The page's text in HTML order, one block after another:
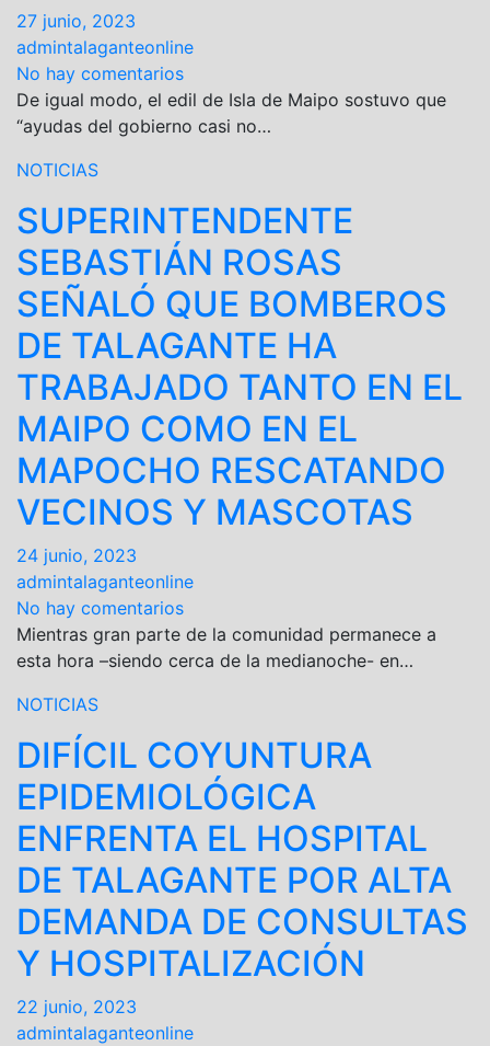
27 junio, 2023
admintalaganteonline
No hay comentarios
De igual modo, el edil de Isla de Maipo sostuvo que
“ayudas del gobierno casi no…
NOTICIAS
SUPERINTENDENTE
SEBASTIÁN ROSAS
SEÑALÓ QUE BOMBEROS
DE TALAGANTE HA
TRABAJADO TANTO EN EL
MAIPO COMO EN EL
MAPOCHO RESCATANDO
VECINOS Y MASCOTAS
24 junio, 2023
admintalaganteonline
No hay comentarios
Mientras gran parte de la comunidad permanece a
esta hora –siendo cerca de la medianoche- en…
NOTICIAS
DIFÍCIL COYUNTURA
EPIDEMIOLÓGICA
ENFRENTA EL HOSPITAL
DE TALAGANTE POR ALTA
DEMANDA DE CONSULTAS
Y HOSPITALIZACIÓN
22 junio, 2023
admintalaganteonline